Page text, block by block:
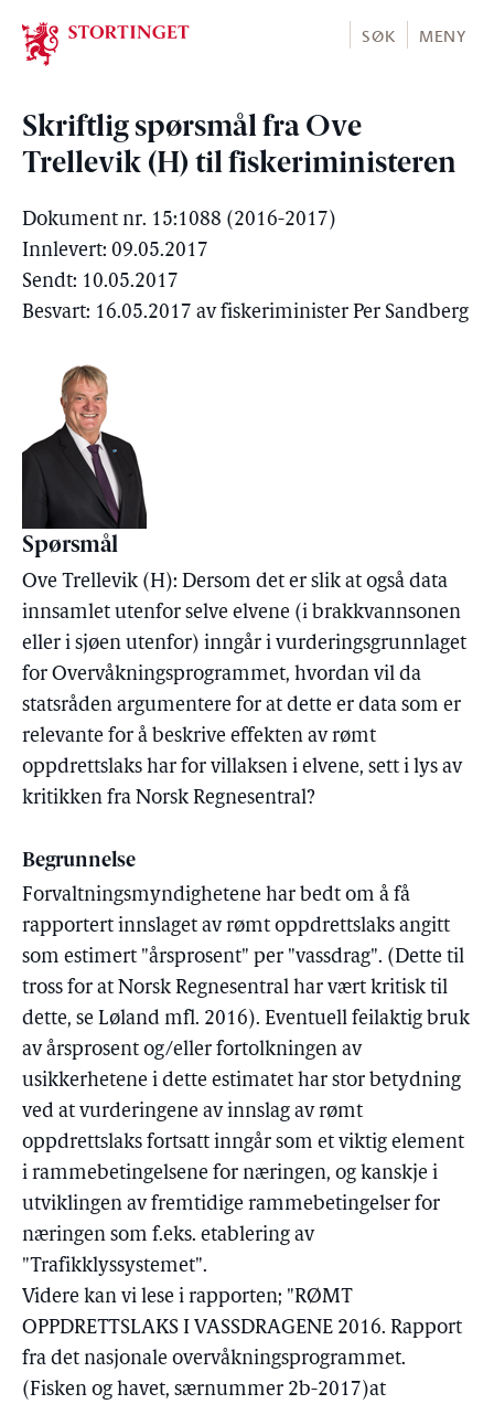
Stortinget.no
SØK MENY
Skriftlig spørsmål fra Ove
Trellevik (H) til fiskeriministeren
Dokument nr. 15:1088 (2016-2017)
Innlevert: 09.05.2017
Sendt: 10.05.2017
Besvart: 16.05.2017 av fiskeriminister Per Sandberg
Spørsmål
Ove Trellevik (H): Dersom det er slik at også data
innsamlet utenfor selve elvene (i brakkvannsonen
eller i sjøen utenfor) inngår i vurderingsgrunnlaget
for Overvåkningsprogrammet, hvordan vil da
statsråden argumentere for at dette er data som er
relevante for å beskrive effekten av rømt
oppdrettslaks har for villaksen i elvene, sett i lys av
kritikken fra Norsk Regnesentral?
Begrunnelse
Forvaltningsmyndighetene har bedt om å få
rapportert innslaget av rømt oppdrettslaks angitt
som estimert "årsprosent" per "vassdrag". (Dette til
tross for at Norsk Regnesentral har vært kritisk til
dette, se Løland mfl. 2016). Eventuell feilaktig bruk
av årsprosent og/eller fortolkningen av
usikkerhetene i dette estimatet har stor betydning
ved at vurderingene av innslag av rømt
oppdrettslaks fortsatt inngår som et viktig element
i rammebetingelsene for næringen, og kanskje i
utviklingen av fremtidige rammebetingelser for
næringen som f.eks. etablering av
"Trafikklyssystemet".
Videre kan vi lese i rapporten; "RØMT
OPPDRETTSLAKS I VASSDRAGENE 2016. Rapport
fra det nasjonale overvåkningsprogrammet.
(Fisken og havet, særnummer 2b-2017)at